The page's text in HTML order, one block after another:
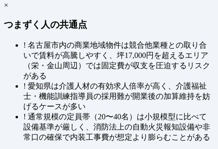
×
つまずく人の共通点
! 名古屋市内の商業地域物件は競合他業種との取り合
いで賃料が高騰しやすく、坪17,000円を超えるエリア
（栄・金山周辺）では固定費が収支を圧迫するリスク
がある
! 愛知県は介護人材の有効求人倍率が高く、介護福祉
士・機能訓練指導員の採用難が開業後の加算維持を妨
げるケースが多い
! 通常規模の定員帯（20〜40名）は小規模型に比べて
設備基準が厳しく、消防法上の自動火災報知設備や非
常口の確保で内装工事費が想定より膨らむことがある